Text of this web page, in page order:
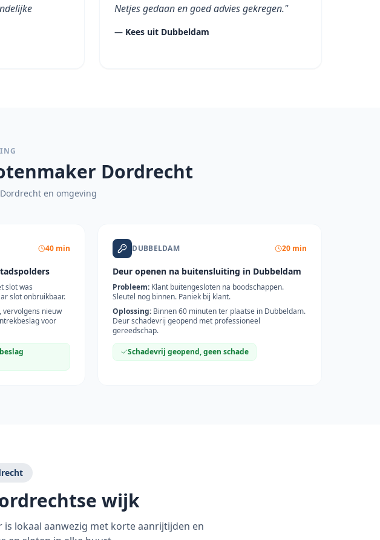
Netjes gedaan en goed advies gekregen."
— Kees uit Dubbeldam
Dordrecht
Dordrechten omgeving
40 min
slot was
slot onbruikbaar.
nieuw
voor
DUBBELDAM 20 min
Deur openen na buitensluiting in Dubbeldam
Probleem: Klant buitengesloten na boodschappen.
Sleutel nog binnen. Paniek bij klant.
Oplossing: Binnen 60 minuten ter plaatse in Dubbeldam.
Deur schadevrij geopend met professioneel
gereedschap.
Schadevrij geopend, geen schade
se wijk
lokaal aanwezig met korte aanrijtijden en